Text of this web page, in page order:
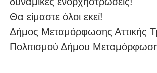
Θα είμαστε όλοι εκεί!
Δήμος Μεταμόρφωσης Αττικής
Πολιτισμού Δήμου